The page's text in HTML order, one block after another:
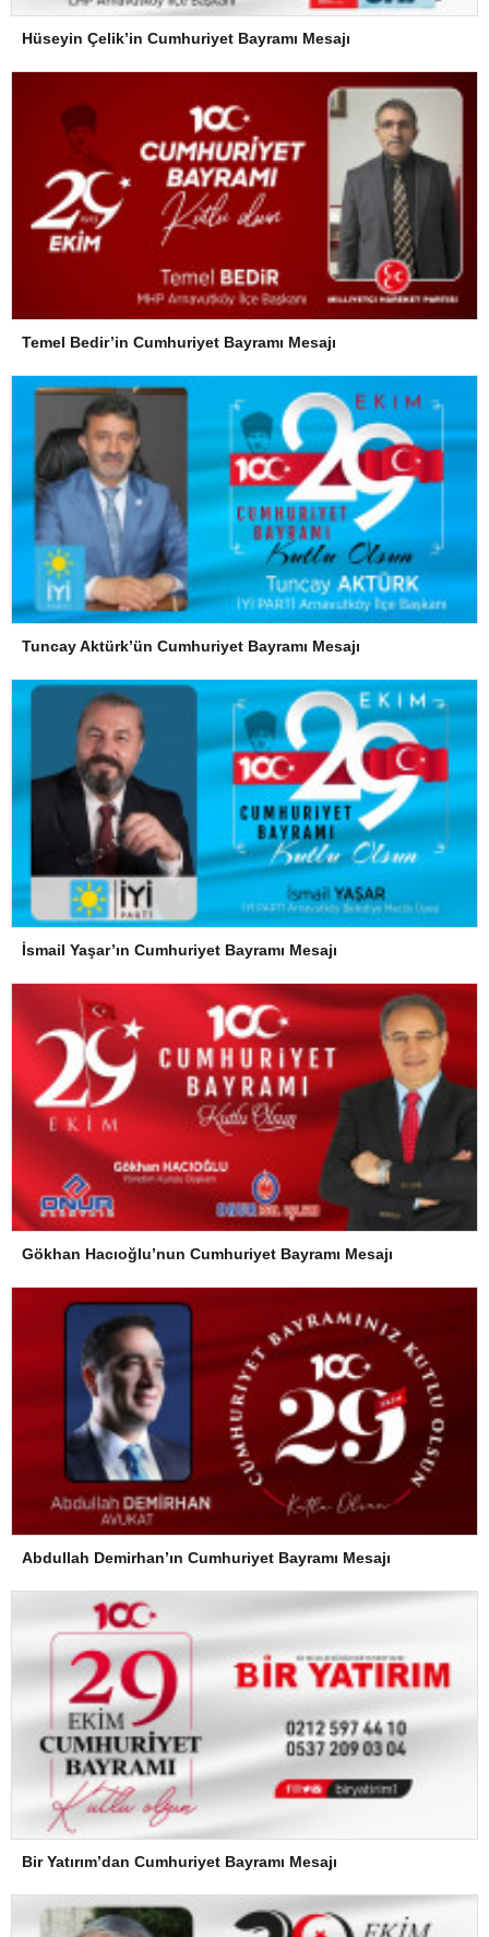
Hüseyin Çelik’in Cumhuriyet Bayramı Mesajı
Temel Bedir’in Cumhuriyet Bayramı Mesajı
Tuncay Aktürk’ün Cumhuriyet Bayramı Mesajı
İsmail Yaşar’ın Cumhuriyet Bayramı Mesajı
Gökhan Hacıoğlu’nun Cumhuriyet Bayramı Mesajı
Abdullah Demirhan’ın Cumhuriyet Bayramı Mesajı
Bir Yatırım’dan Cumhuriyet Bayramı Mesajı